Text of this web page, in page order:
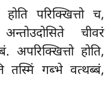
परिक्खित्तो च,
चीवरं
अपरिक्खित्तो होति,
तस्मिं गब्भे वत्थब्बं,